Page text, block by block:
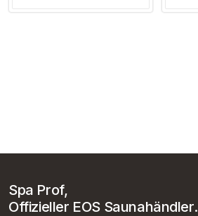
Spa Prof,
Offizieller EOS Saunahändler.